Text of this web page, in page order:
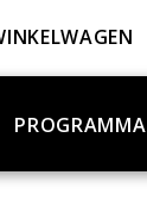
PROGRAMMA